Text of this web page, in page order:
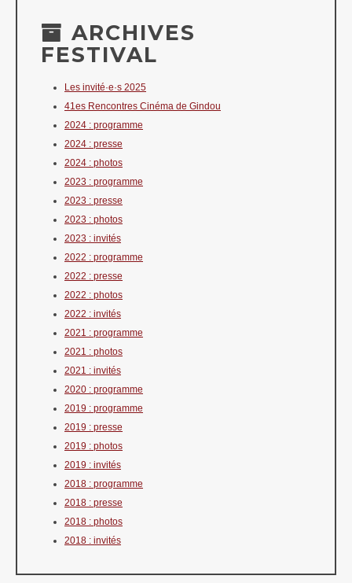
ARCHIVES
FESTIVAL
Les invité·e·s 2025
41es Rencontres Cinéma de Gindou
2024 : programme
2024 : presse
2024 : photos
2023 : programme
2023 : presse
2023 : photos
2023 : invités
2022 : programme
2022 : presse
2022 : photos
2022 : invités
2021 : programme
2021 : photos
2021 : invités
2020 : programme
2019 : programme
2019 : presse
2019 : photos
2019 : invités
2018 : programme
2018 : presse
2018 : photos
2018 : invités